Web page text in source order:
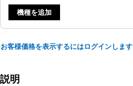
機種を追加
お客様価格を表示するにはログインします
説明